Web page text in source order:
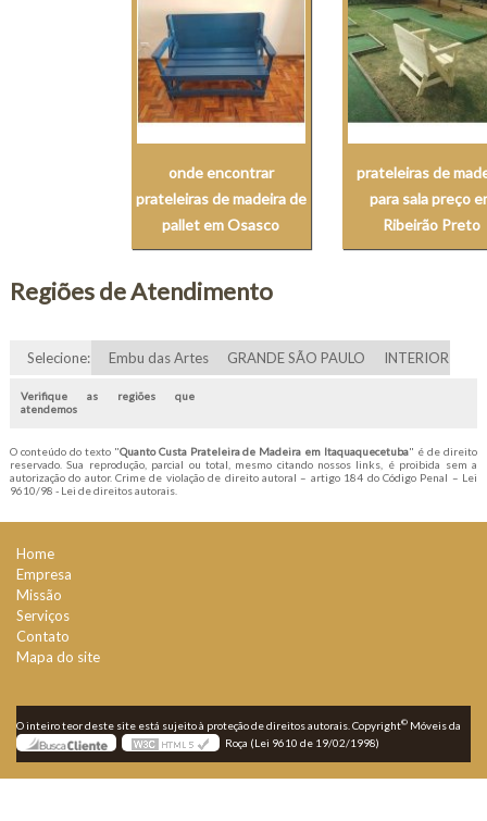
onde encontrar
prateleiras de madeira de
pallet em Osasco
prateleiras de
para sala preço
Ribeirão Preto
Regiões de Atendimento
Selecione: Embu das Artes GRANDE SÃO PAULO INTERIOR
Verifique as regiões que
atendemos
O conteúdo do texto "Quanto Custa Prateleira de Madeira em Itaquaquecetuba" é de direito
reservado. Sua reprodução, parcial ou total, mesmo citando nossos links, é proibida sem a
autorização do autor. Crime de violação de direito autoral – artigo 184 do Código Penal – Lei
9610/98 - Lei de direitos autorais.
Home
Empresa
Missão
Serviços
Contato
Mapa do site
O inteiro teor deste site está sujeito à proteção de direitos autorais. Copyright© Móveis da
Roça (Lei 9610 de 19/02/1998)